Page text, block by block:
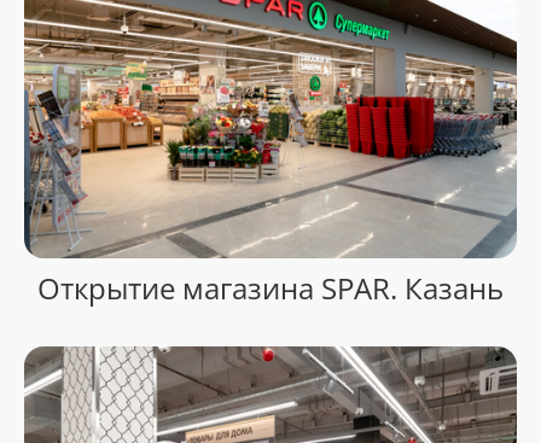
Открытие магазина SPAR. Казань